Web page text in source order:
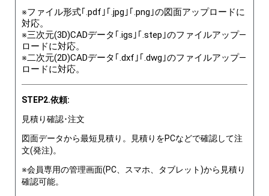
※ファイル形式｢.pdf｣｢.jpg｣｢.png｣の図面アップロードに
対応。
※三次元(3D)CADデータ｢.igs｣｢.step｣のファイルアップ―
ロードに対応。
※二次元(2D)CADデータ｢.dxf｣｢.dwg｣のファイルアップ―
ロードに対応。
STEP2.依頼:
見積り確認･注文
図面データから最短見積り。見積りをPCなどで確認して注
文(発注)。
※会員専用の管理画面(PC、スマホ、タブレット)から見積り
確認可能。